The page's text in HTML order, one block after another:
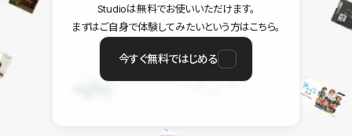
Studioは無料でお使いいただけます。
まずはご自身で体験してみたいという方はこちら。
今すぐ無料ではじめる